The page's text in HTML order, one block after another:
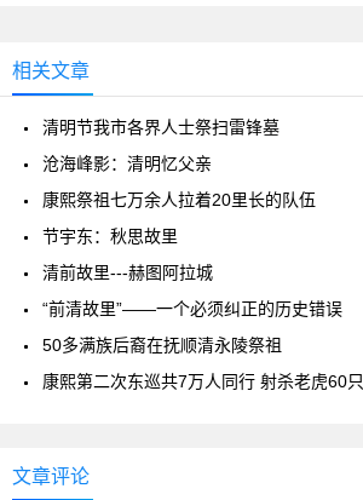
相关文章
清明节我市各界人士祭扫雷锋墓
沧海峰影：清明忆父亲
康熙祭祖七万余人拉着20里长的队伍
节宇东：秋思故里
清前故里---赫图阿拉城
“前清故里”——一个必须纠正的历史错误
50多满族后裔在抚顺清永陵祭祖
康熙第二次东巡共7万人同行 射杀老虎60只
文章评论